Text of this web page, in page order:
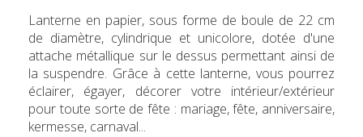
Lanterne en papier, sous forme de boule de 22 cm
de diamètre, cylindrique et unicolore, dotée d'une
attache métallique sur le dessus permettant ainsi de
la suspendre. Grâce à cette lanterne, vous pourrez
éclairer, égayer, décorer votre intérieur/extérieur
pour toute sorte de fête : mariage, fête, anniversaire,
kermesse, carnaval...